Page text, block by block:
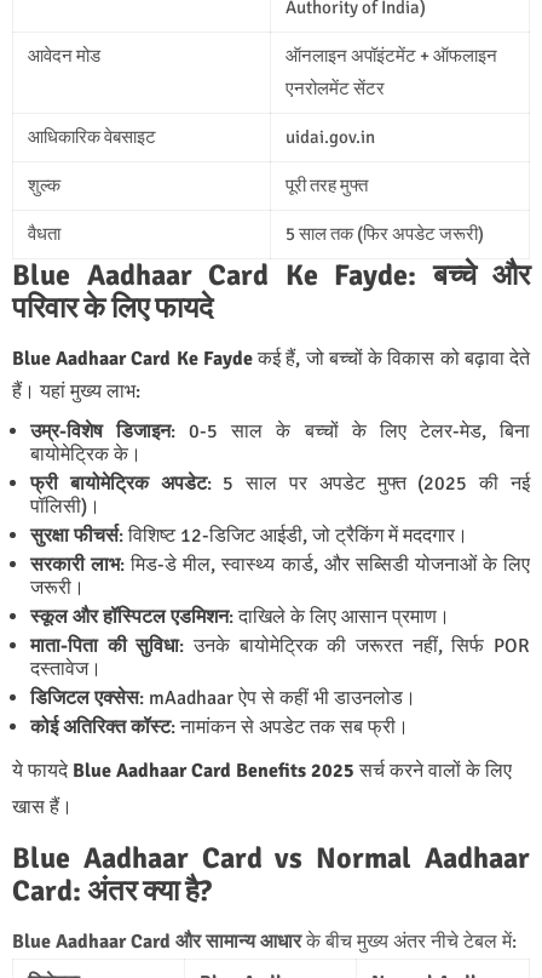
Authority of India)
आवेदन मोड
ऑनलाइन अपॉइंटमेंट + ऑफलाइन
एनरोलमेंट सेंटर
आधिकारिक वेबसाइट uidai.gov.in
शुल्क पूरी तरह मुफ्त
वैधता 5 साल तक (फिर अपडेट जरूरी)
Blue Aadhaar Card Ke Fayde: बच्चे और
परिवार के लिए फायदे
Blue Aadhaar Card Ke Faydeकई हैं, जो बच्चों के विकास को बढ़ावा देते
हैं। यहां मुख्य लाभ:
उम्र-विशेष डिजाइन: 0-5 साल के बच्चों के लिए टेलर-मेड, बिना
बायोमेट्रिक के।
फ्री बायोमेट्रिक अपडेट: 5 साल पर अपडेट मुफ्त (2025 की नई
पॉलिसी)।
सुरक्षा फीचर्स: विशिष्ट 12-डिजिट आईडी, जो ट्रैकिंग में मददगार।
सरकारी लाभ: मिड-डे मील, स्वास्थ्य कार्ड, और सब्सिडी योजनाओं के लिए
जरूरी।
स्कूल और हॉस्पिटल एडमिशन: दाखिले के लिए आसान प्रमाण।
माता-पिता की सुविधा: उनके बायोमेट्रिक की जरूरत नहीं, सिर्फ POR
दस्तावेज।
डिजिटल एक्सेस: mAadhaar ऐप से कहीं भी डाउनलोड।
कोई अतिरिक्त कॉस्ट: नामांकन से अपडेट तक सब फ्री।
ये फायदे Blue Aadhaar Card Benefits 2025 सर्च करने वालों के लिए
खास हैं।
Blue Aadhaar Card vs Normal Aadhaar
Card: अंतर क्या है?
Blue Aadhaar Card और सामान्य आधारके बीच मुख्य अंतर नीचे टेबल में: